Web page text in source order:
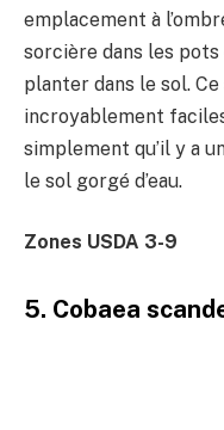
emplacement à
sorcière dans les
planter dans le sol.
incroyablement
simplement qu’il y a
le sol gorgé d’eau.
Zones USDA 3-9
5. Cobaea